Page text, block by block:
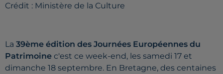
Crédit : Ministère de la Culture
La 39ème édition des Journées Européennes du
Patrimoine c'est ce week-end, les samedi 17 et
dimanche 18 septembre. En Bretagne, des centaines